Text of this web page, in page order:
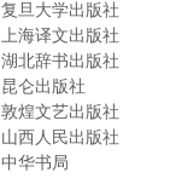
复旦大学出版社
上海译文出版社
湖北辞书出版社
昆仑出版社
敦煌文艺出版社
山西人民出版社
中华书局